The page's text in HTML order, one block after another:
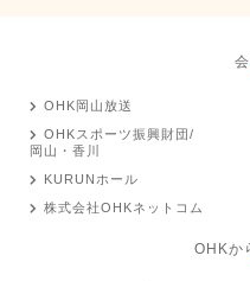
OHK岡山放送
OHKスポーツ振興財団/
岡山・香川
KURUNホール
株式会社OHKネットコム
OHKか